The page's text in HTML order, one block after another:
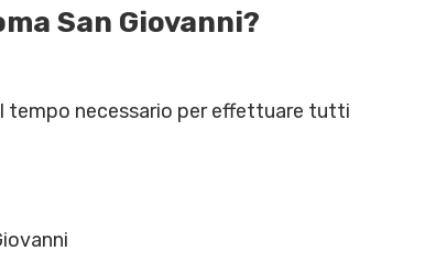
San Giovanni?
tempo necessario per effettuare tutti